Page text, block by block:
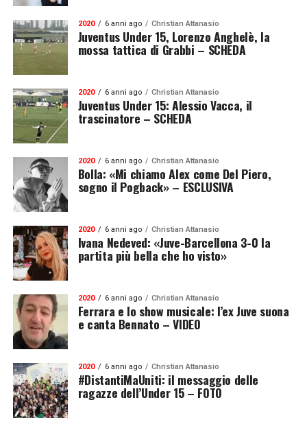
2020 6 anni ago Christian Attanasio
Juventus Under 15, Lorenzo Anghelè, la
mossa tattica di Grabbi – SCHEDA
2020 6 anni ago Christian Attanasio
Juventus Under 15: Alessio Vacca, il
trascinatore – SCHEDA
2020 6 anni ago Christian Attanasio
Bolla: «Mi chiamo Alex come Del Piero,
sogno il Pogback» – ESCLUSIVA
2020 6 anni ago Christian Attanasio
Ivana Nedeved: «Juve-Barcellona 3-0 la
partita più bella che ho visto»
2020 6 anni ago Christian Attanasio
Ferrara e lo show musicale: l’ex Juve suona
e canta Bennato – VIDEO
2020 6 anni ago Christian Attanasio
#DistantiMaUniti: il messaggio delle
ragazze dell’Under 15 – FOTO